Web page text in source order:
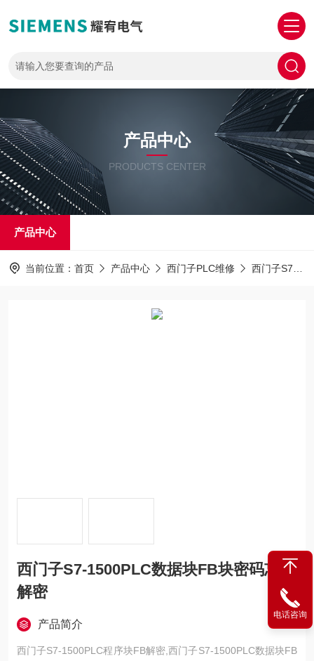
产品中心
PRODUCTS CENTER
产品中心
当前位置： 首页 产品中心 西门子PLC维修 西门子S7-1500PLC解密
西门子S7-1500PLC数据块FB块密码忘记
解密
产品简介
西门子S7-1500PLC程序块FB解密,西门子S7-1500PLC数据块FB
电话咨询